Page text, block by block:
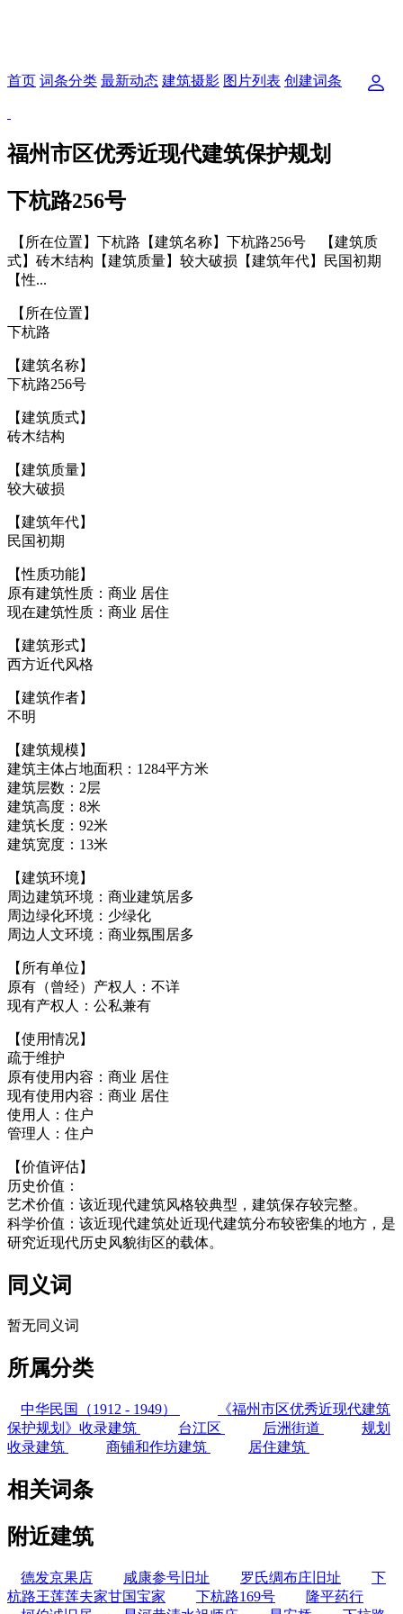
首页 词条分类 最新动态 建筑摄影 图片列表 创建词条
福州市区优秀近现代建筑保护规划
下杭路256号
【所在位置】下杭路【建筑名称】下杭路256号 【建筑质
式】砖木结构【建筑质量】较大破损【建筑年代】民国初期
【性...
【所在位置】
下杭路
【建筑名称】
下杭路256号
【建筑质式】
砖木结构
【建筑质量】
较大破损
【建筑年代】
民国初期
【性质功能】
原有建筑性质：商业 居住
现在建筑性质：商业 居住
【建筑形式】
西方近代风格
【建筑作者】
不明
【建筑规模】
建筑主体占地面积：1284平方米
建筑层数：2层
建筑高度：8米
建筑长度：92米
建筑宽度：13米
【建筑环境】
周边建筑环境：商业建筑居多
周边绿化环境：少绿化
周边人文环境：商业氛围居多
【所有单位】
原有（曾经）产权人：不详
现有产权人：公私兼有
【使用情况】
疏于维护
原有使用内容：商业 居住
现有使用内容：商业 居住
使用人：住户
管理人：住户
【价值评估】
历史价值：
艺术价值：该近现代建筑风格较典型，建筑保存较完整。
科学价值：该近现代建筑处近现代建筑分布较密集的地方，是
研究近现代历史风貌街区的载体。
同义词
暂无同义词
所属分类
中华民国（1912 - 1949）
《福州市区优秀近现代建筑
保护规划》收录建筑
台江区 后洲街道
规划
收录建筑
商铺和作坊建筑 居住建筑
相关词条
附近建筑
德发京果店 咸康参号旧址 罗氏绸布庄旧址
下
杭路王莲莲夫家甘国宝家
下杭路169号
隆平药行